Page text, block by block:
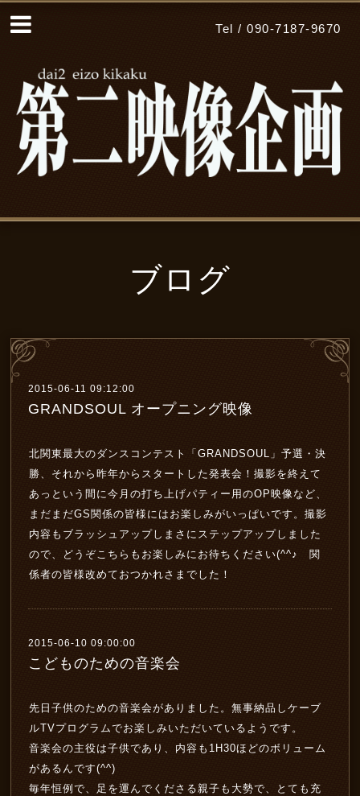
Tel / 090-7187-9670
ブログ
2015-06-11 09:12:00
GRANDSOUL オープニング映像
北関東最大のダンスコンテスト「GRANDSOUL」予選・決
勝、それから昨年からスタートした発表会！撮影を終えて
あっという間に今月の打ち上げパティー用のOP映像など、
まだまだGS関係の皆様にはお楽しみがいっぱいです。撮影
内容もブラッシュアップしまさにステップアップしました
ので、どうぞこちらもお楽しみにお待ちください(^^♪ 関
係者の皆様改めておつかれさまでした！
2015-06-10 09:00:00
こどものための音楽会
先日子供のための音楽会がありました。無事納品しケーブ
ルTVプログラムでお楽しみいただいているようです。
音楽会の主役は子供であり、内容も1H30ほどのボリューム
があるんです(^^)
毎年恒例で、足を運んでくださる親子も大勢で、とても充